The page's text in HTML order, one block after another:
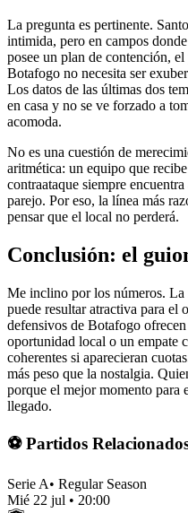
La pregunta es pertinente.
intimida, pero en campos
posee un plan de contención,
Botafogo no necesita ser
Los datos de las últimas dos
en casa y no se ve forzado a
acomoda.
No es una cuestión de
aritmética: un equipo que
contraataque siempre
parejo. Por eso, la línea más
pensar que el local no perderá.
Conclusión: el
Me inclino por los números. La
puede resultar atractiva para el
defensivos de Botafogo
oportunidad local o un empate
coherentes si aparecieran
más peso que la nostalgia.
porque el mejor momento para
llegado.
⚽ Partidos
Serie A• Regular Season
Mié 22 jul • 20:00